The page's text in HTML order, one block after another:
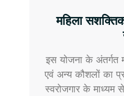
महिला
इस योजना के अंतर्गत
एवं अन्य कौशलों का
स्वरोजगार के